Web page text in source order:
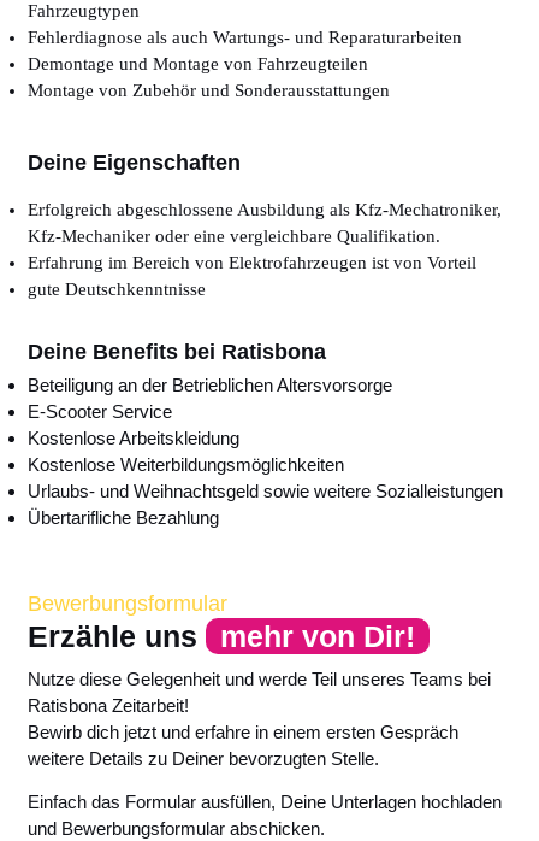
Fahrzeugtypen
Fehlerdiagnose als auch Wartungs- und Reparaturarbeiten
Demontage und Montage von Fahrzeugteilen
Montage von Zubehör und Sonderausstattungen
Deine Eigenschaften
Erfolgreich abgeschlossene Ausbildung als Kfz-Mechatroniker,
Kfz-Mechaniker oder eine vergleichbare Qualifikation.
Erfahrung im Bereich von Elektrofahrzeugen ist von Vorteil
gute Deutschkenntnisse
Deine Benefits bei Ratisbona
Beteiligung an der Betrieblichen Altersvorsorge
E-Scooter Service
Kostenlose Arbeitskleidung
Kostenlose Weiterbildungsmöglichkeiten
Urlaubs- und Weihnachtsgeld sowie weitere Sozialleistungen
Übertarifliche Bezahlung
Bewerbungsformular
Erzähle uns mehr von Dir!
Nutze diese Gelegenheit und werde Teil unseres Teams bei
Ratisbona Zeitarbeit!
Bewirb dich jetzt und erfahre in einem ersten Gespräch
weitere Details zu Deiner bevorzugten Stelle.
Einfach das Formular ausfüllen, Deine Unterlagen hochladen
und Bewerbungsformular abschicken.